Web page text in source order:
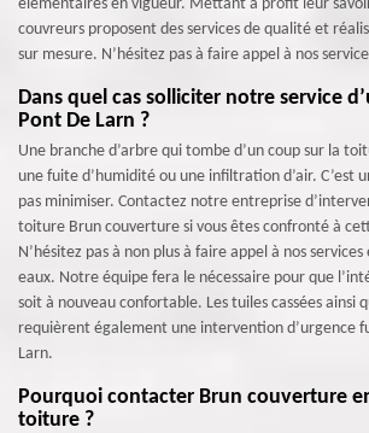
élémentaires en vigueur. Mettant à profit leur
couvreurs proposent des services de qualité et
sur mesure. N’hésitez pas à faire appel à nos
Dans quel cas solliciter notre service
Pont De Larn ?
Une branche d’arbre qui tombe d’un coup sur la
une fuite d’humidité ou une infiltration d’air. C’est
pas minimiser. Contactez notre entreprise
toiture Brun couverture si vous êtes confronté à
N’hésitez pas à non plus à faire appel à nos
eaux. Notre équipe fera le nécessaire pour que
soit à nouveau confortable. Les tuiles cassées ainsi
requièrent également une intervention d’urgence
Larn.
Pourquoi contacter Brun couverture
toiture ?